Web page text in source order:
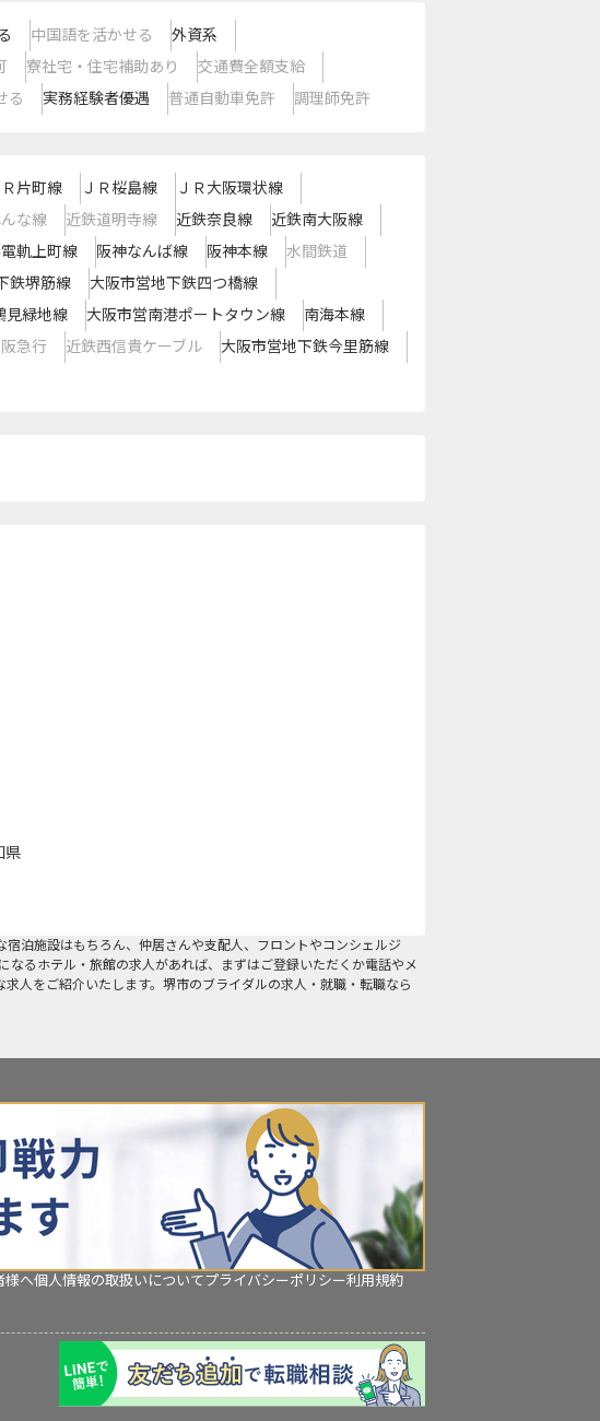
中国語を活かせる
外資系
寮社宅・住宅補助あり
交通費全額支給
る 実務経験者優遇 普通自動車免許 調理師免許
Ｒ片町線 ＪＲ桜島線
ＪＲ大阪環状線
な線 近鉄道明寺線 近鉄奈良線
近鉄南大阪線
軌上町線 阪神なんば線 阪神本線
水間鉄道
鉄堺筋線
大阪市営地下鉄四つ橋線
見緑地線 大阪市営南港ポートタウン線
南海本線
急行 近鉄西信貴ケーブル
大阪市営地下鉄今里筋線
県
泊施設はもちろん、仲居さんや支配人、フロントやコンシェルジ
るホテル・旅館の求人があれば、まずはご登録いただくか電話やメ
人をご紹介いたします。堺市のブライダルの求人・就職・転職なら
様へ個人情報の取扱いについてプライバシーポリシー利用規約